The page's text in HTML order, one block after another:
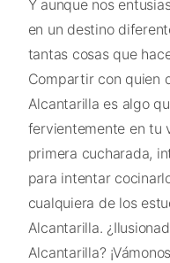
Y aunque nos
en un destino
tantas cosas que
Compartir con quien
Alcantarilla es algo
fervientemente en tu
primera cucharada,
para intentar
cualquiera de los
Alcantarilla.
Alcantarilla?